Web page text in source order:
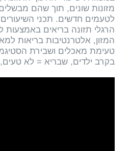
מזונות שונים, תוך שהם
לטעמים חדשים. תכני
הרגלי תזונה בריאים באמצעות
המזון, אלטרנטיבות בריאות
טעימת מאכלים ושבירת
בקרב ילדים, שבריא = לא טעים,